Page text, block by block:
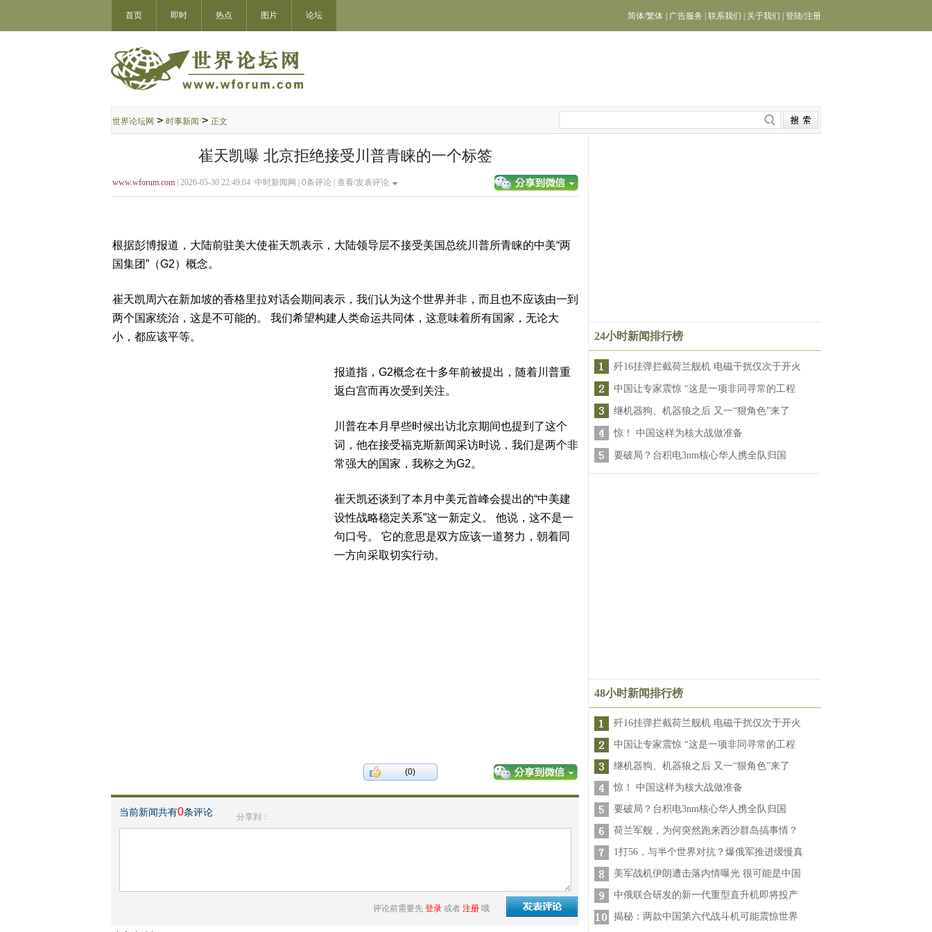
首页 即时 热点 图片 论坛 简体/繁体 广告服务 联系我们 关于我们 登陆/注册
世界论坛网 > 时事新闻 > 正文
崔天凯曝 北京拒绝接受川普青睐的一个标签
www.wforum.com | 2026-05-30 22:49:04 中时新闻网 | 0条评论 | 查看/发表评论
根据彭博报道，大陆前驻美大使崔天凯表示，大陆领导层不接受美国总统川普所青睐的中美“两
国集团”（G2）概念。
崔天凯周六在新加坡的香格里拉对话会期间表示，我们认为这个世界并非，而且也不应该由一到
两个国家统治，这是不可能的。 我们希望构建人类命运共同体，这意味着所有国家，无论大
小，都应该平等。
报道指，G2概念在十多年前被提出，随着川普重
返白宫而再次受到关注。
川普在本月早些时候出访北京期间也提到了这个
词，他在接受福克斯新闻采访时说，我们是两个非
常强大的国家，我称之为G2。
崔天凯还谈到了本月中美元首峰会提出的“中美建
设性战略稳定关系”这一新定义。 他说，这不是一
句口号。 它的意思是双方应该一道努力，朝着同
一方向采取切实行动。
(0)
当前新闻共有0条评论 分享到：
评论前需要先 登录 或者 注册 哦
24小时新闻排行榜
歼16挂弹拦截荷兰舰机 电磁干扰仅次于开火
中国让专家震惊 “这是一项非同寻常的工程
继机器狗、机器狼之后 又一“狠角色”来了
惊！ 中国这样为核大战做准备
要破局？台积电3nm核心华人携全队归国
48小时新闻排行榜
歼16挂弹拦截荷兰舰机 电磁干扰仅次于开火
中国让专家震惊 “这是一项非同寻常的工程
继机器狗、机器狼之后 又一“狠角色”来了
惊！ 中国这样为核大战做准备
要破局？台积电3nm核心华人携全队归国
荷兰军舰，为何突然跑来西沙群岛搞事情？
1打56，与半个世界对抗？爆俄军推进缓慢真
美军战机伊朗遭击落内情曝光 很可能是中国
中俄联合研发的新一代重型直升机即将投产
揭秘：两款中国第六代战斗机可能震惊世界